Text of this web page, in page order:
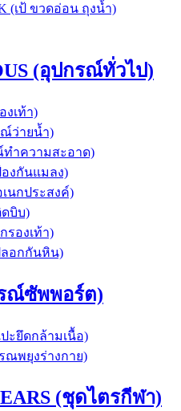
(เป้ ขวดอ่อน ถุงน้ำ)
(อุปกรณ์ทั่วไป)
งเท้า)
ณ์ว่ายน้ำ)
ทำความสะอาด)
องกันแมลง)
เนกประสงค์)
ดบิบ)
รองเท้า)
ลอกกันหิน)
ณ์ซัพพอร์ต)
ะยึดกล้ามเนื้อ)
ณพยุงร่างกาย)
(ชุดไตรกีฬา)